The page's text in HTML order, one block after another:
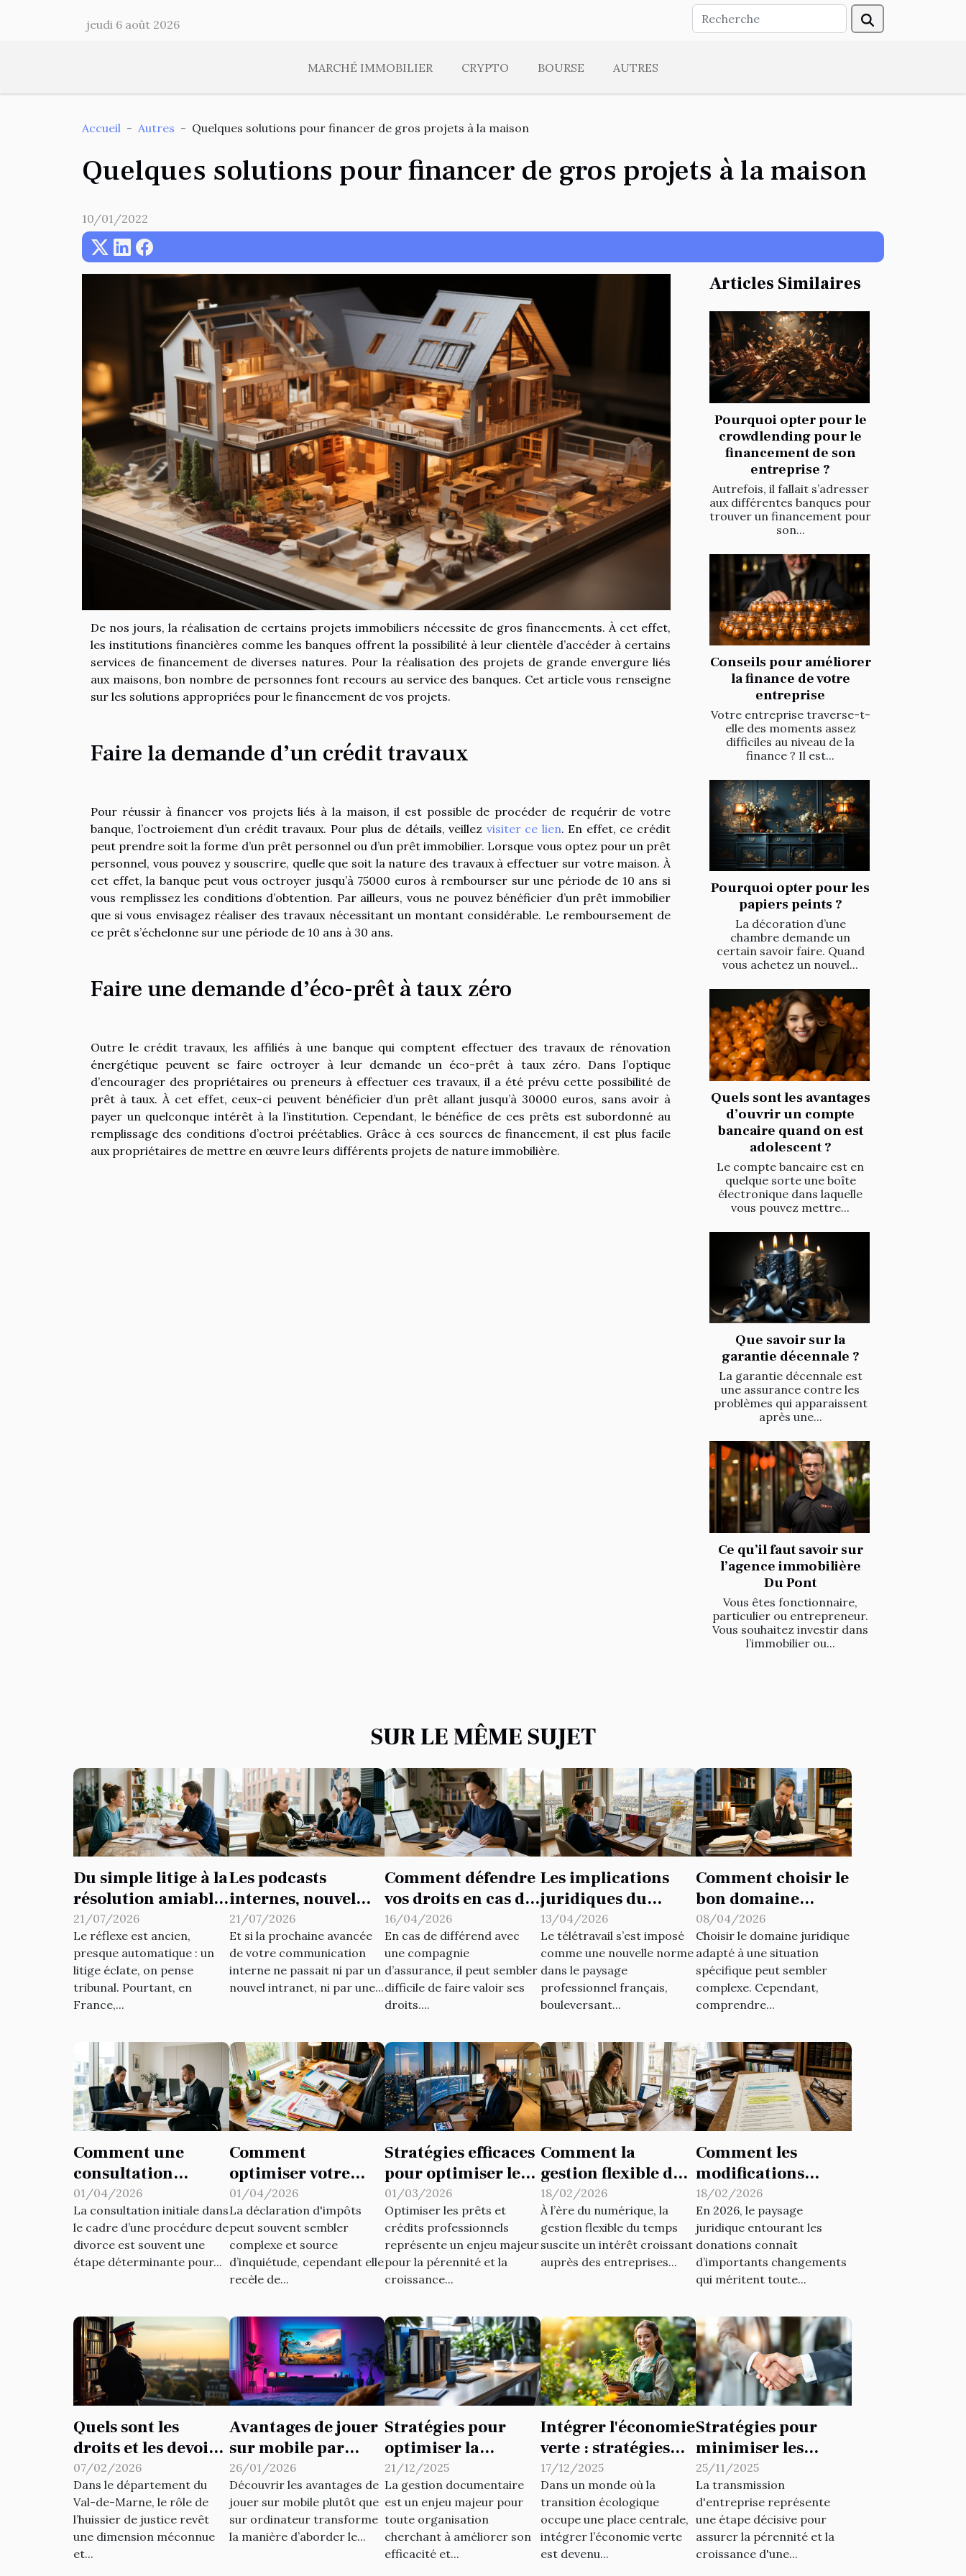
jeudi 6 août 2026
MARCHÉ IMMOBILIER CRYPTO BOURSE AUTRES
Accueil Autres Quelques solutions pour financer de gros projets à la maison
Quelques solutions pour financer de gros projets à la maison
10/01/2022
De nos jours, la réalisation de certains projets immobiliers nécessite de gros financements. À cet effet,
les institutions financières comme les banques offrent la possibilité à leur clientèle d’accéder à certains
services de financement de diverses natures. Pour la réalisation des projets de grande envergure liés
aux maisons, bon nombre de personnes font recours au service des banques. Cet article vous renseigne
sur les solutions appropriées pour le financement de vos projets.
Faire la demande d’un crédit travaux
Pour réussir à financer vos projets liés à la maison, il est possible de procéder de requérir de votre
banque, l’octroiement d’un crédit travaux. Pour plus de détails, veillez visiter ce lien. En effet, ce crédit
peut prendre soit la forme d’un prêt personnel ou d’un prêt immobilier. Lorsque vous optez pour un prêt
personnel, vous pouvez y souscrire, quelle que soit la nature des travaux à effectuer sur votre maison. À
cet effet, la banque peut vous octroyer jusqu’à 75000 euros à rembourser sur une période de 10 ans si
vous remplissez les conditions d’obtention. Par ailleurs, vous ne pouvez bénéficier d’un prêt immobilier
que si vous envisagez réaliser des travaux nécessitant un montant considérable. Le remboursement de
ce prêt s’échelonne sur une période de 10 ans à 30 ans.
Faire une demande d’éco-prêt à taux zéro
Outre le crédit travaux, les affiliés à une banque qui comptent effectuer des travaux de rénovation
énergétique peuvent se faire octroyer à leur demande un éco-prêt à taux zéro. Dans l’optique
d’encourager des propriétaires ou preneurs à effectuer ces travaux, il a été prévu cette possibilité de
prêt à taux. À cet effet, ceux-ci peuvent bénéficier d’un prêt allant jusqu’à 30000 euros, sans avoir à
payer un quelconque intérêt à la l’institution. Cependant, le bénéfice de ces prêts est subordonné au
remplissage des conditions d’octroi préétablies. Grâce à ces sources de financement, il est plus facile
aux propriétaires de mettre en œuvre leurs différents projets de nature immobilière.
Articles Similaires
Pourquoi opter pour le
crowdlending pour le
financement de son
entreprise ?
Autrefois, il fallait s’adresser
aux différentes banques pour
trouver un financement pour
son...
Conseils pour améliorer
la finance de votre
entreprise
Votre entreprise traverse-t-
elle des moments assez
difficiles au niveau de la
finance ? Il est...
Pourquoi opter pour les
papiers peints ?
La décoration d’une
chambre demande un
certain savoir faire. Quand
vous achetez un nouvel...
Quels sont les avantages
d’ouvrir un compte
bancaire quand on est
adolescent ?
Le compte bancaire est en
quelque sorte une boîte
électronique dans laquelle
vous pouvez mettre...
Que savoir sur la
garantie décennale ?
La garantie décennale est
une assurance contre les
problèmes qui apparaissent
après une...
Ce qu’il faut savoir sur
l’agence immobilière
Du Pont
Vous êtes fonctionnaire,
particulier ou entrepreneur.
Vous souhaitez investir dans
l’immobilier ou...
SUR LE MÊME SUJET
Du simple litige à la
résolution amiable
: repenser ses
réflexes juridiques
21/07/2026
Le réflexe est ancien,
presque automatique : un
litige éclate, on pense
tribunal. Pourtant, en
France,...
Les podcasts
internes, nouvel
outil insoupçonné
de dynamisation de
la communication
d’entreprise
21/07/2026
Et si la prochaine avancée
de votre communication
interne ne passait ni par un
nouvel intranet, ni par une...
Comment défendre
vos droits en cas de
litige avec votre
assureur ?
16/04/2026
En cas de différend avec
une compagnie
d’assurance, il peut sembler
difficile de faire valoir ses
droits....
Les implications
juridiques du
télétravail en
France
13/04/2026
Le télétravail s’est imposé
comme une nouvelle norme
dans le paysage
professionnel français,
bouleversant...
Comment choisir le
bon domaine
juridique pour
votre cas ?
08/04/2026
Choisir le domaine juridique
adapté à une situation
spécifique peut sembler
complexe. Cependant,
comprendre...
Comment une
consultation
initiale peut
orienter votre
procédure de
divorce ?
01/04/2026
La consultation initiale dans
le cadre d’une procédure de
divorce est souvent une
étape déterminante pour...
Comment
optimiser votre
déclaration
d'impôts pour
maximiser les
retours ?
01/04/2026
La déclaration d'impôts
peut souvent sembler
complexe et source
d’inquiétude, cependant elle
recèle de...
Stratégies efficaces
pour optimiser les
prêts et crédits
professionnels
01/03/2026
Optimiser les prêts et
crédits professionnels
représente un enjeu majeur
pour la pérennité et la
croissance...
Comment la
gestion flexible du
temps influence la
productivité ?
18/02/2026
À l’ère du numérique, la
gestion flexible du temps
suscite un intérêt croissant
auprès des entreprises...
Comment les
modifications
légales affectent-
elles les donations
en 2026 ?
18/02/2026
En 2026, le paysage
juridique entourant les
donations connaît
d’importants changements
qui méritent toute...
Quels sont les
droits et les devoirs
d'un huissier de
justice dans le 94 ?
07/02/2026
Dans le département du
Val-de-Marne, le rôle de
l’huissier de justice revêt
une dimension méconnue
et...
Avantages de jouer
sur mobile par
rapport à
l'ordinateur
26/01/2026
Découvrir les avantages de
jouer sur mobile plutôt que
sur ordinateur transforme
la manière d’aborder le...
Stratégies pour
optimiser la
gestion
documentaire en
entreprise
21/12/2025
La gestion documentaire
est un enjeu majeur pour
toute organisation
cherchant à améliorer son
efficacité et...
Intégrer l'économie
verte : stratégies
pour les petites
entreprises
17/12/2025
Dans un monde où la
transition écologique
occupe une place centrale,
intégrer l’économie verte
est devenu...
Stratégies pour
minimiser les
risques fiscaux lors
de transmissions
d'entreprise
25/11/2025
La transmission
d'entreprise représente
une étape décisive pour
assurer la pérennité et la
croissance d'une...